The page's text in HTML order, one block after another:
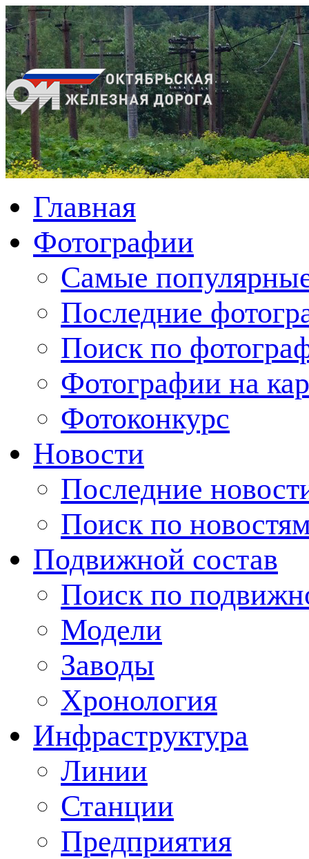
Главная
Фотографии
Cамые
Последние
Поиск по
Фотографии на
Фотоконкурс
Новости
Последние
Поиск по
Подвижной состав
Поиск по
Модели
Заводы
Хронология
Инфраструктура
Линии
Станции
Предприятия